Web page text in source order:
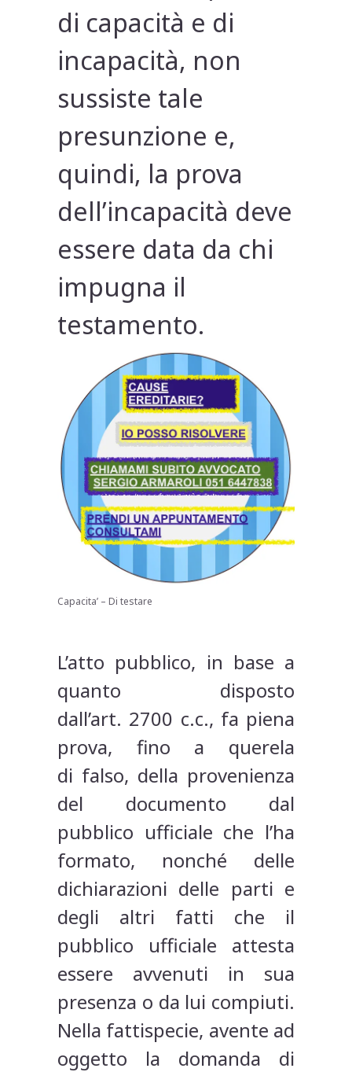
di capacità e di
incapacità, non
sussiste tale
presunzione e,
quindi, la prova
dell’incapacità deve
essere data da chi
impugna il
testamento.
Capacita’ – Di testare
L’atto pubblico, in base a
quanto disposto
dall’art. 2700 c.c., fa piena
prova, fino a querela
di falso, della provenienza
del documento dal
pubblico ufficiale che l’ha
formato, nonché delle
dichiarazioni delle parti e
degli altri fatti che il
pubblico ufficiale attesta
essere avvenuti in sua
presenza o da lui compiuti.
Nella fattispecie, avente ad
oggetto la domanda di